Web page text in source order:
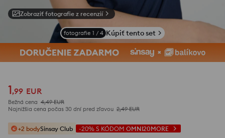
Zobraziť fotografie z recenzií
fotografie 1 / 4 Kúpiť tento set
1,99 EUR
Bežná cena 4,49 EUR
Najnižšia cena počas 30 dní pred zľavou 2,49 EUR
+2 bodySinsay Club -20% S KÓDOM OMNI20MORE